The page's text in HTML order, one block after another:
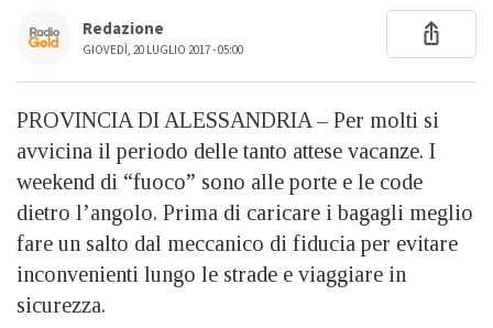
Redazione
GIOVEDÌ, 20 LUGLIO 2017 - 05:00
PROVINCIA DI ALESSANDRIA – Per molti si
avvicina il periodo delle tanto attese vacanze. I
weekend di “fuoco” sono alle porte e le code
dietro l’angolo. Prima di caricare i bagagli meglio
fare un salto dal meccanico di fiducia per evitare
inconvenienti lungo le strade e viaggiare in
sicurezza.